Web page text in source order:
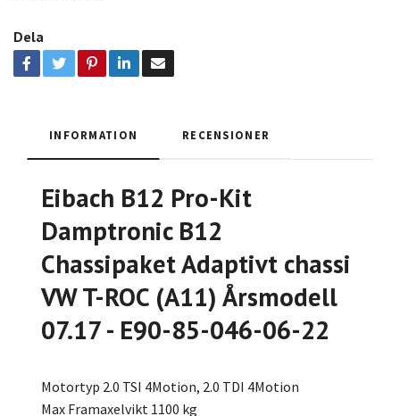
Dela
INFORMATION RECENSIONER
Eibach B12 Pro-Kit
Damptronic B12
Chassipaket Adaptivt chassi
VW T-ROC (A11) Årsmodell
07.17 - E90-85-046-06-22
Motortyp 2.0 TSI 4Motion, 2.0 TDI 4Motion
Max Framaxelvikt 1100 kg